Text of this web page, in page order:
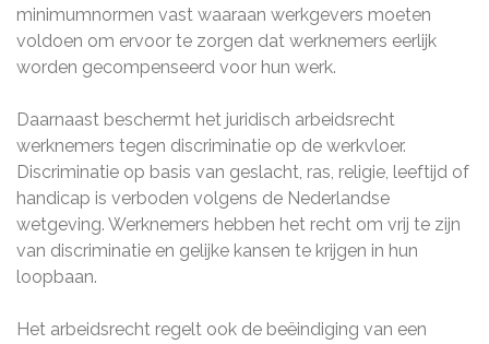
minimumnormen vast waaraan werkgevers moeten
voldoen om ervoor te zorgen dat werknemers eerlijk
worden gecompenseerd voor hun werk.
Daarnaast beschermt het juridisch arbeidsrecht
werknemers tegen discriminatie op de werkvloer.
Discriminatie op basis van geslacht, ras, religie, leeftijd of
handicap is verboden volgens de Nederlandse
wetgeving. Werknemers hebben het recht om vrij te zijn
van discriminatie en gelijke kansen te krijgen in hun
loopbaan.
Het arbeidsrecht regelt ook de beëindiging van een